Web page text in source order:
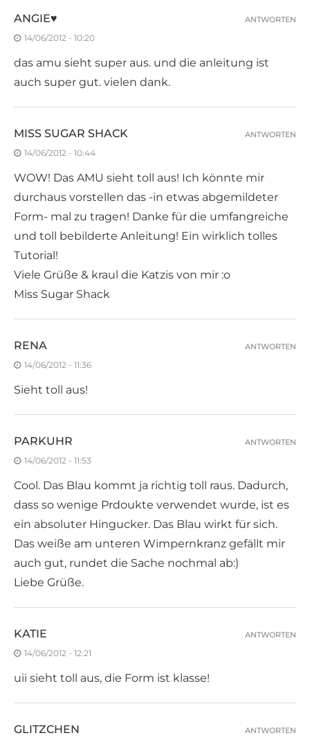
ANGIE♥
14/06/2012 - 10:20
das amu sieht super aus. und die anleitung ist
auch super gut. vielen dank.
ANTWORTEN
MISS SUGAR SHACK
14/06/2012 - 10:44
WOW! Das AMU sieht toll aus! Ich könnte mir
durchaus vorstellen das -in etwas abgemildeter
Form- mal zu tragen! Danke für die umfangreiche
und toll bebilderte Anleitung! Ein wirklich tolles
Tutorial!
Viele Grüße & kraul die Katzis von mir :o
Miss Sugar Shack
ANTWORTEN
RENA
14/06/2012 - 11:36
Sieht toll aus!
ANTWORTEN
PARKUHR
14/06/2012 - 11:53
Cool. Das Blau kommt ja richtig toll raus. Dadurch,
dass so wenige Prdoukte verwendet wurde, ist es
ein absoluter Hingucker. Das Blau wirkt für sich.
Das weiße am unteren Wimpernkranz gefällt mir
auch gut, rundet die Sache nochmal ab:)
Liebe Grüße.
ANTWORTEN
KATIE
14/06/2012 - 12:21
uii sieht toll aus, die Form ist klasse!
ANTWORTEN
GLITZCHEN ANTWORTEN